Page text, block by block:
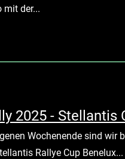
mit der...
2025 - Stellantis
Wochenende sind wir
Rallye Cup Benelux...